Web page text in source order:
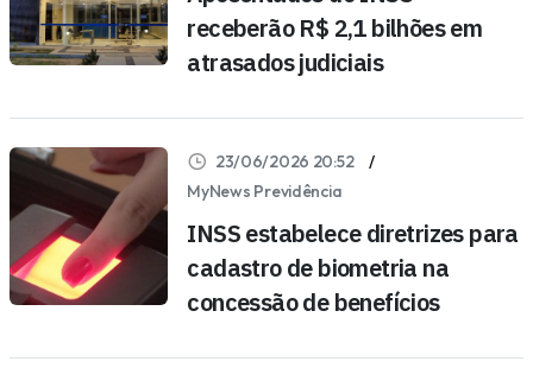
receberão R$ 2,1 bilhões em
atrasados judiciais
23/06/2026 20:52
MyNews Previdência
INSS estabelece diretrizes para
cadastro de biometria na
concessão de benefícios